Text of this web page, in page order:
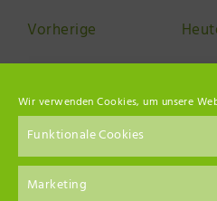
Wir verwenden Cookies, um unsere
Funktionale Cookies
Marketing
Vorherige Veranstaltungen
Kalender abonnieren
Änderungen und